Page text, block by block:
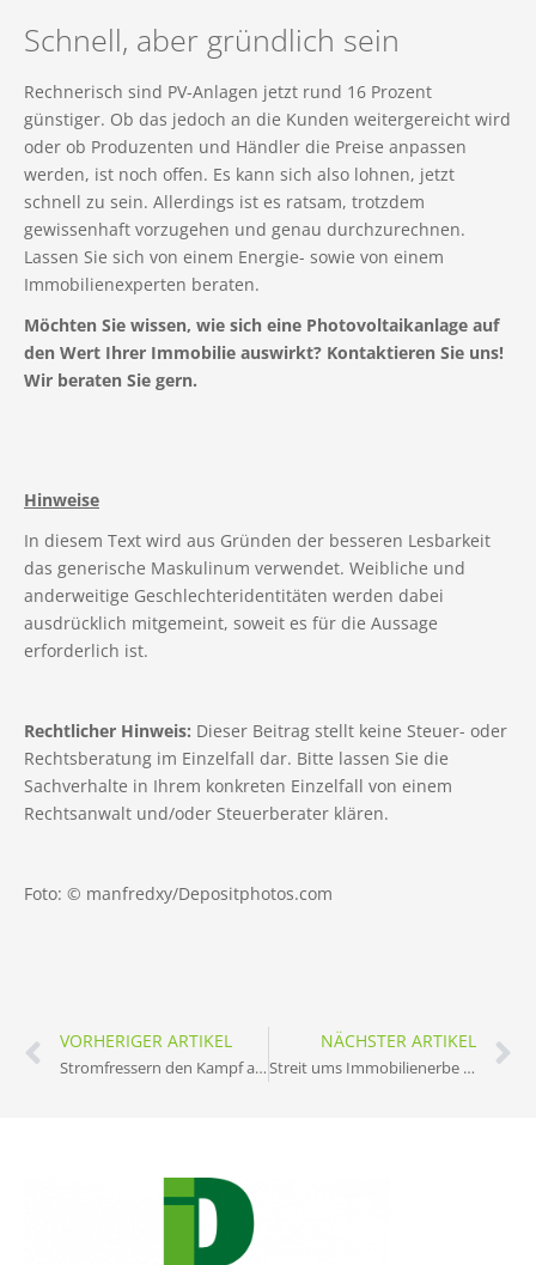
Schnell, aber gründlich sein
Rechnerisch sind PV-Anlagen jetzt rund 16 Prozent
günstiger. Ob das jedoch an die Kunden weitergereicht wird
oder ob Produzenten und Händler die Preise anpassen
werden, ist noch offen. Es kann sich also lohnen, jetzt
schnell zu sein. Allerdings ist es ratsam, trotzdem
gewissenhaft vorzugehen und genau durchzurechnen.
Lassen Sie sich von einem Energie- sowie von einem
Immobilienexperten beraten.
Möchten Sie wissen, wie sich eine Photovoltaikanlage auf
den Wert Ihrer Immobilie auswirkt? Kontaktieren Sie uns!
Wir beraten Sie gern.
Hinweise
In diesem Text wird aus Gründen der besseren Lesbarkeit
das generische Maskulinum verwendet. Weibliche und
anderweitige Geschlechteridentitäten werden dabei
ausdrücklich mitgemeint, soweit es für die Aussage
erforderlich ist.
Rechtlicher Hinweis: Dieser Beitrag stellt keine Steuer- oder
Rechtsberatung im Einzelfall dar. Bitte lassen Sie die
Sachverhalte in Ihrem konkreten Einzelfall von einem
Rechtsanwalt und/oder Steuerberater klären.
Foto: © manfredxy/Depositphotos.com
VORHERIGER ARTIKEL
Stromfressern den Kampf ansagen
NÄCHSTER ARTIKEL
Streit ums Immobilienerbe – das muss nicht sein